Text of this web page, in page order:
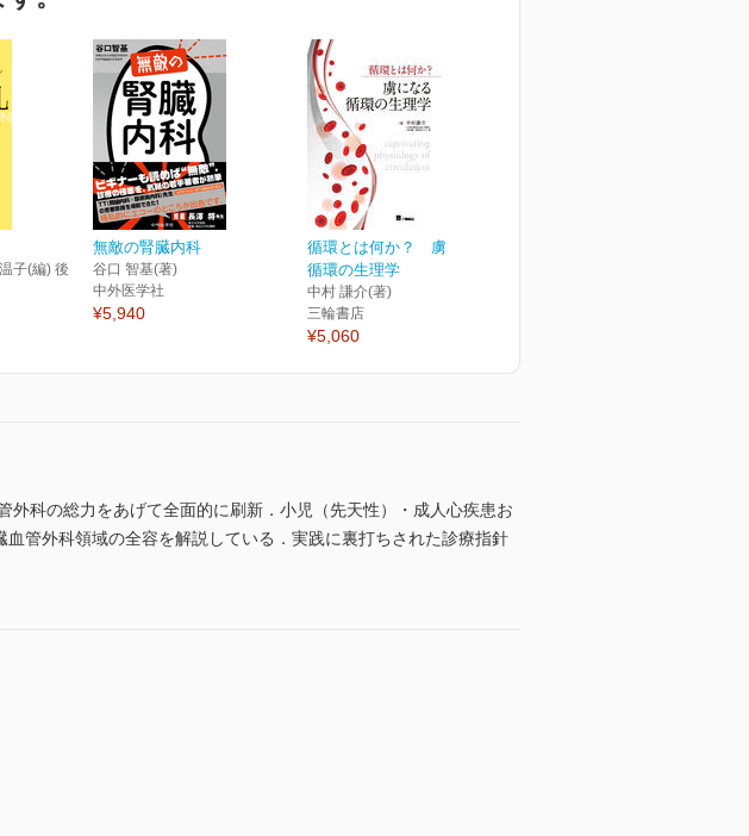
子(編) 後
無敵の腎臓内科
谷口 智基(著)
中外医学社
¥5,940
循環とは何か？ 虜になる
循環の生理学
中村 謙介(著)
三輪書店
¥5,060
科の総力をあげて全面的に刷新．小児（先天性）・成人心疾患お
管外科領域の全容を解説している．実践に裏打ちされた診療指針